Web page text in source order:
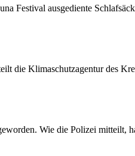
Festival ausgediente
die Klimaschutzagentur des
Wie die Polizei mitteilt,